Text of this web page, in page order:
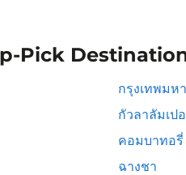
Pick
กรุงเทพมห
กัวลาลัมเป
คอมบาทอรี่
ฉางชา